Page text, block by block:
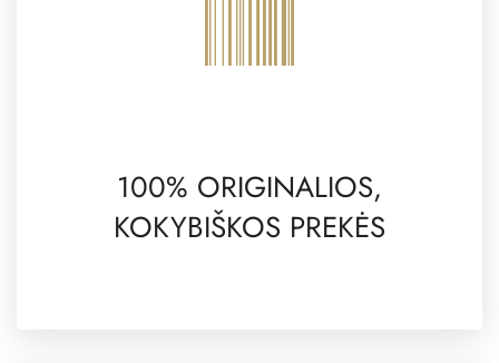
100% ORIGINALIOS,
KOKYBIŠKOS PREKĖS